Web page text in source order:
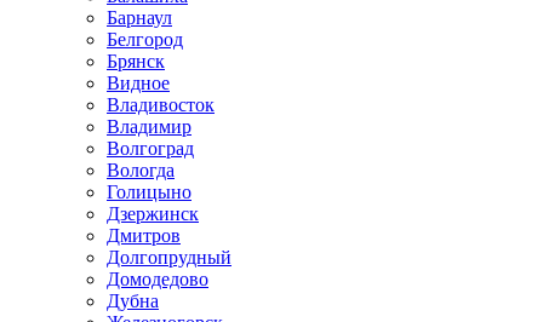
Барнаул
Белгород
Брянск
Видное
Владивосток
Владимир
Волгоград
Вологда
Голицыно
Дзержинск
Дмитров
Долгопрудный
Домодедово
Дубна